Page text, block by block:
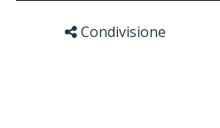
Condivisione